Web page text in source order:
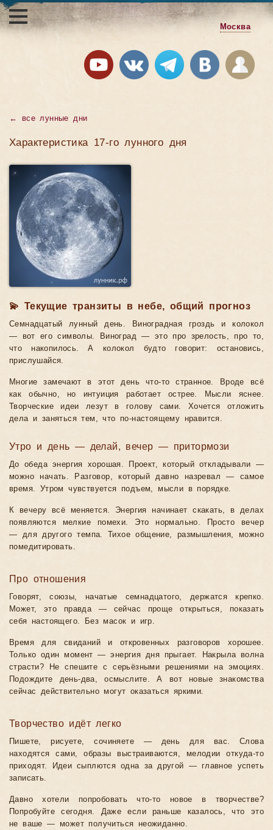
Москва
← все лунные дни
Характеристика 17-го лунного дня
💫 Текущие транзиты в небе, общий прогноз
Семнадцатый лунный день. Виноградная гроздь и колокол
— вот его символы. Виноград — это про зрелость, про то,
что накопилось. А колокол будто говорит: остановись,
прислушайся.
Многие замечают в этот день что-то странное. Вроде всё
как обычно, но интуиция работает острее. Мысли яснее.
Творческие идеи лезут в голову сами. Хочется отложить
дела и заняться тем, что по-настоящему нравится.
Утро и день — делай, вечер — притормози
До обеда энергия хорошая. Проект, который откладывали —
можно начать. Разговор, который давно назревал — самое
время. Утром чувствуется подъем, мысли в порядке.
К вечеру всё меняется. Энергия начинает скакать, в делах
появляются мелкие помехи. Это нормально. Просто вечер
— для другого темпа. Тихое общение, размышления, можно
помедитировать.
Про отношения
Говорят, союзы, начатые семнадцатого, держатся крепко.
Может, это правда — сейчас проще открыться, показать
себя настоящего. Без масок и игр.
Время для свиданий и откровенных разговоров хорошее.
Только один момент — энергия дня прыгает. Накрыла волна
страсти? Не спешите с серьёзными решениями на эмоциях.
Подождите день-два, осмыслите. А вот новые знакомства
сейчас действительно могут оказаться яркими.
Творчество идёт легко
Пишете, рисуете, сочиняете — день для вас. Слова
находятся сами, образы выстраиваются, мелодии откуда-то
приходят. Идеи сыплются одна за другой — главное успеть
записать.
Давно хотели попробовать что-то новое в творчестве?
Попробуйте сегодня. Даже если раньше казалось, что это
не ваше — может получиться неожиданно.